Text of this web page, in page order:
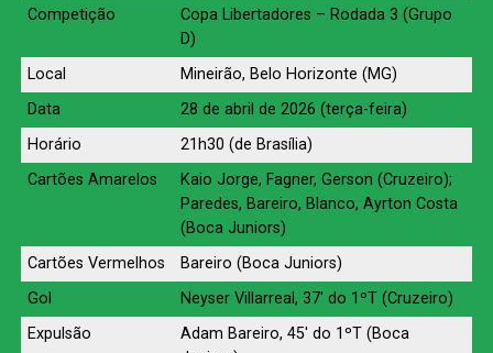
Competição
Copa Libertadores – Rodada 3 (Grupo
D)
Local
Mineirão, Belo Horizonte (MG)
Data
28 de abril de 2026 (terça-feira)
Horário
21h30 (de Brasília)
Cartões Amarelos
Kaio Jorge, Fagner, Gerson (Cruzeiro);
Paredes, Bareiro, Blanco, Ayrton Costa
(Boca Juniors)
Cartões Vermelhos
Bareiro (Boca Juniors)
Gol
Neyser Villarreal, 37′ do 1ºT (Cruzeiro)
Expulsão
Adam Bareiro, 45′ do 1ºT (Boca